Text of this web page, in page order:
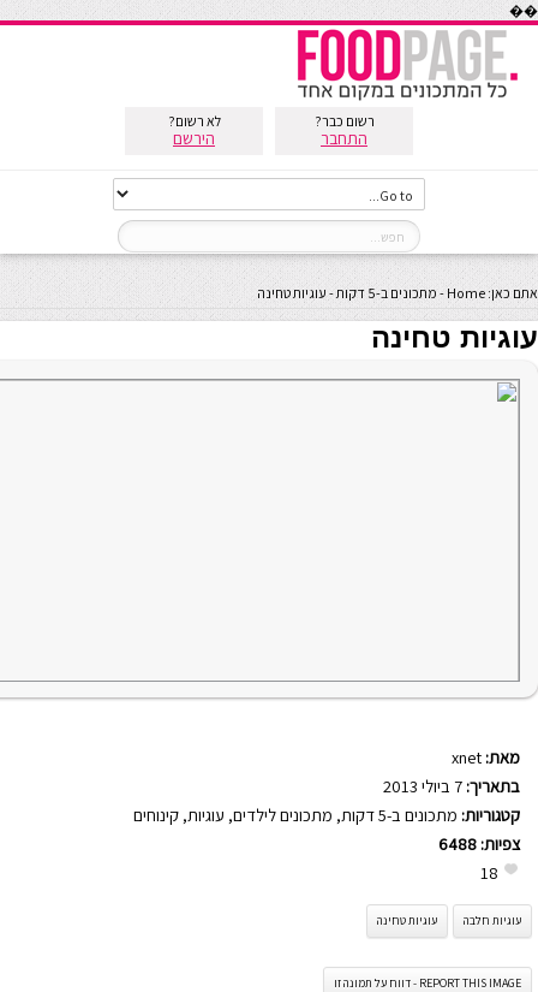
��
רשום כבר?
התחבר
לא רשום?
הירשם
אתם כאן: Home
- מתכונים ב-5 דקות - עוגיות טחינה
עוגיות טחינה
מאת: xnet
בתאריך:
קטגוריות: מתכונים ב-5 דקות , מתכונים לילדים, עוגיות, קינוחים
צפיות: 6488
18
עוגיות חלבה עוגיות טחינה
REPORT THIS IMAGE - דווח על תמונה זו